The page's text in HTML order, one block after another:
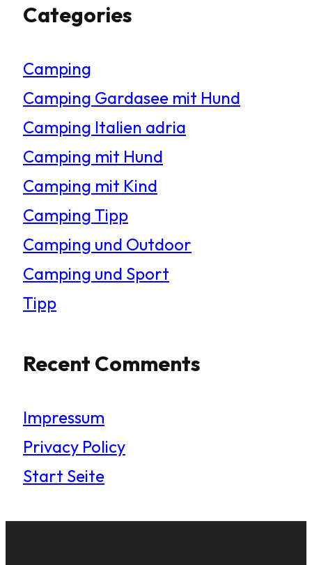
c
e
n
Categories
Camping
Camping Gardasee mit Hund
Camping Italien adria
Camping mit Hund
Camping mit Kind
Camping Tipp
Camping und Outdoor
Camping und Sport
Tipp
Recent Comments
Impressum
Privacy Policy
Start Seite